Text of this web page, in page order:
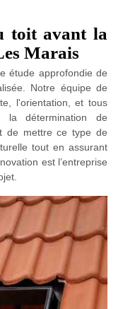
toit avant la
Marais
étude approfondie de
Notre équipe de
l'orientation, et tous
la détermination de
de mettre ce type de
tout en assurant
est l’entreprise